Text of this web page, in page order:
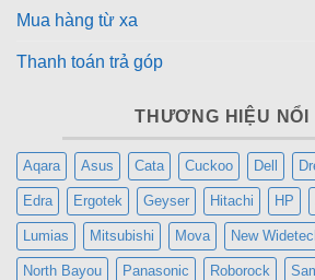
Mua hàng từ xa
Thanh toán trả góp
THƯƠNG HIỆU NỔI
Aqara Asus Cata Cuckoo Dell
Edra Ergotek Geyser Hitachi HP
Lumias Mitsubishi Mova New
North Bayou Panasonic Roborock